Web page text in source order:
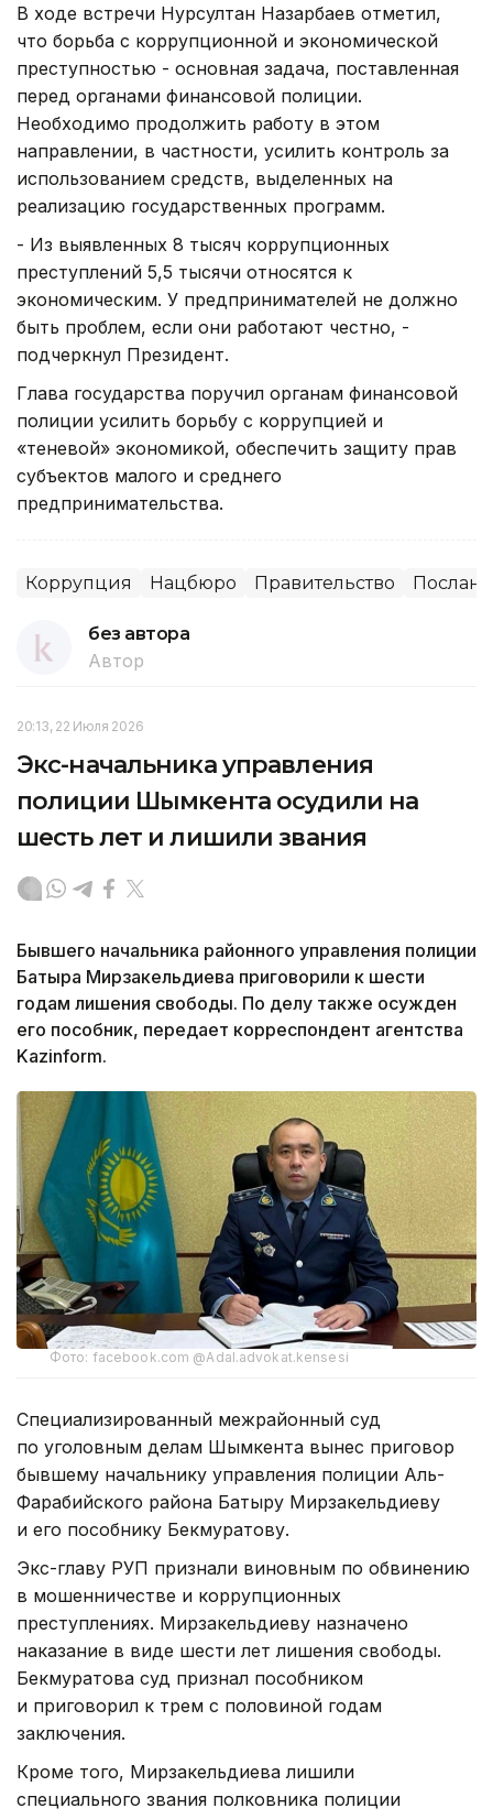
В ходе встречи Нурсултан Назарбаев отметил,
что борьба с коррупционной и экономической
преступностью - основная задача, поставленная
перед органами финансовой полиции.
Необходимо продолжить работу в этом
направлении, в частности, усилить контроль за
использованием средств, выделенных на
реализацию государственных программ.
- Из выявленных 8 тысяч коррупционных
преступлений 5,5 тысячи относятся к
экономическим. У предпринимателей не должно
быть проблем, если они работают честно, -
подчеркнул Президент.
Глава государства поручил органам финансовой
полиции усилить борьбу с коррупцией и
«теневой» экономикой, обеспечить защиту прав
субъектов малого и среднего
предпринимательства.
Коррупция Нацбюро Правительство
без автора
Автор
20:13, 22 Июля 2026
Экс-начальника управления
полиции Шымкента осудили на
шесть лет и лишили звания
Бывшего начальника районного управления полиции
Батыра Мирзакельдиева приговорили к шести
годам лишения свободы. По делу также осужден
его пособник, передает корреспондент агентства
Kazinform.
Фото: facebook.com @Adal.advokat.kensesi
Специализированный межрайонный суд
по уголовным делам Шымкента вынес приговор
бывшему начальнику управления полиции Аль-
Фарабийского района Батыру Мирзакельдиеву
и его пособнику Бекмуратову.
Экс-главу РУП признали виновным по обвинению
в мошенничестве и коррупционных
преступлениях. Мирзакельдиеву назначено
наказание в виде шести лет лишения свободы.
Бекмуратова суд признал пособником
и приговорил к трем с половиной годам
заключения.
Кроме того, Мирзакельдиева лишили
специального звания полковника полиции